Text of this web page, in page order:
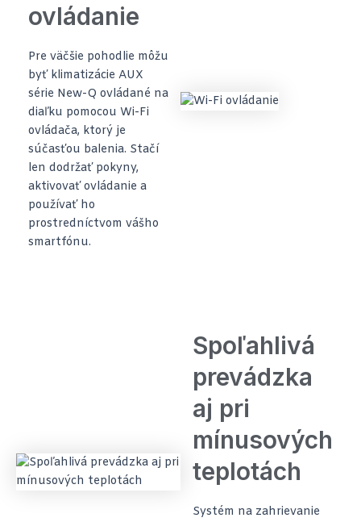
ovládanie
Pre väčšie pohodlie môžu
byť klimatizácie AUX
série New-Q ovládané na
diaľku pomocou Wi-Fi
ovládača, ktorý je
súčasťou balenia. Stačí
len dodržať pokyny,
aktivovať ovládanie a
používať ho
prostredníctvom vášho
smartfónu.
Spoľahlivá
prevádzka
aj pri
mínusových
teplotách
Systém na zahrievanie